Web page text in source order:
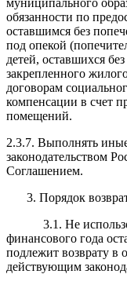
обязанности по
оставшимся без
под опекой
детей, оставшихся
закрепленного
договорам
компенсации в счет
помещений.
2.3.7. Выполнять
законодательством
Соглашением.
3. Порядок
3.1. Не
финансового года
подлежит возврату в
действующим